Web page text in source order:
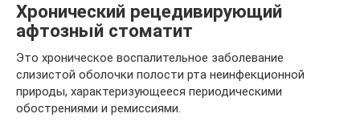
Хронический рецедивирующий
афтозный стоматит
Это хроническое воспалительное заболевание
слизистой оболочки полости рта неинфекционной
природы, характеризующееся периодическими
обострениями и ремиссиями.